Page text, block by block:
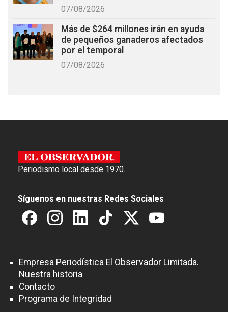
07/08/2026
Más de $264 millones irán en ayuda
de pequeños ganaderos afectados
por el temporal
07/08/2026
Periodismo local desde 1970.
Síguenos en nuestras Redes Sociales
Empresa Periodística El Observador Limitada.
Nuestra historia
Contacto
Programa de Integridad